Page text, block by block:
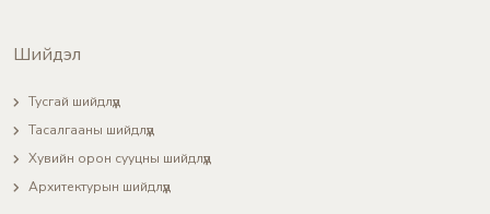
Шийдэл
Тусгай шийдлүүд
Тасалгааны шийдлүүд
Хувийн орон сууцны шийдлүүд
Архитектурын шийдлүүд